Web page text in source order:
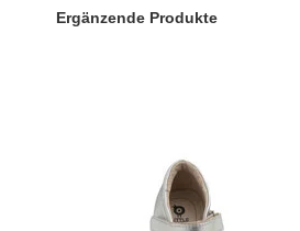
Ergänzende Produkte